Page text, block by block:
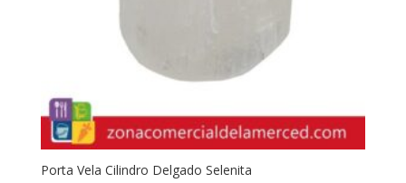
Porta Vela Cilindro Delgado Selenita